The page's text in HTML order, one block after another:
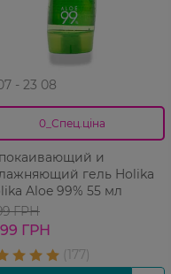
- 23 08
0_Спец.ціна
и
гель Holika
Aloe 99% 55 мл
ГРН
ГРН